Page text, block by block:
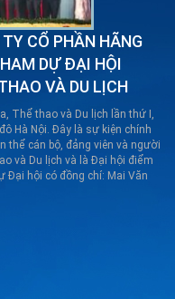
CỔ PHẦN HÃNG
DỰ ĐẠI HỘI
VÀ DU LỊCH
Thể thao và Du lịch lần thứ I,
Hà Nội. Đây là sự kiện chính
thể cán bộ, đảng viên và người
và Du lịch và là Đại hội điểm
Đại hội có đồng chí: Mai Văn